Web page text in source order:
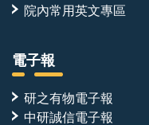
院內常用英文專區
電子報
研之有物電子報
中研誠信電子報